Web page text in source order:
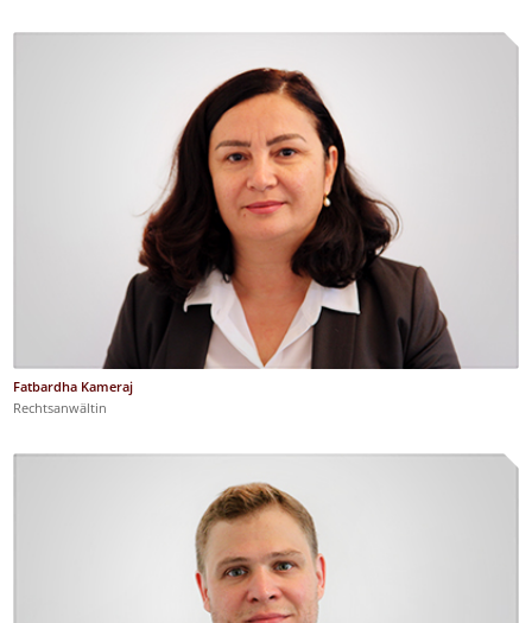
Fatbardha Kameraj
Rechtsanwältin